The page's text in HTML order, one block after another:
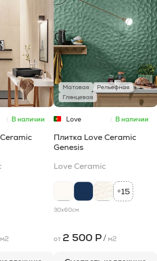
В наличии
м2
Матовая
Рельефная
Глянцевая
Love В наличии
Плитка Love Ceramic
Genesis
Love Ceramic
+15
30x60см
от 2 500 Р/ м2